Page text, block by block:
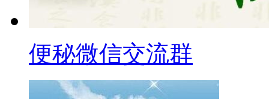
便秘微信交流群